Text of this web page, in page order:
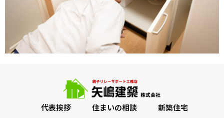
代表挨拶 住まいの相談
新築住宅